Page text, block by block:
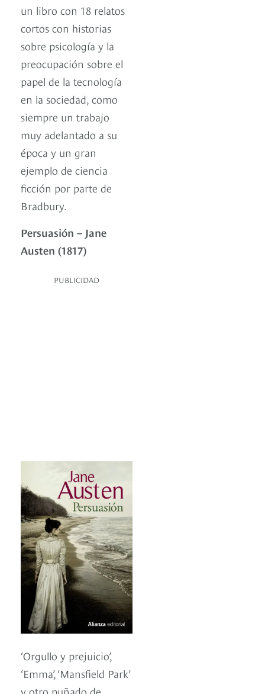
un libro con 18 relatos
cortos con historias
sobre psicología y la
preocupación sobre el
papel de la tecnología
en la sociedad, como
siempre un trabajo
muy adelantado a su
época y un gran
ejemplo de ciencia
ficción por parte de
Bradbury.
Persuasión – Jane
Austen (1817)
PUBLICIDAD
‘Orgullo y prejuicio’,
‘Emma’, ‘Mansfield Park’
y otro puñado de